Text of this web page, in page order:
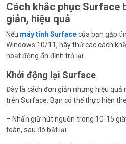
Cách khắc phục Surface
giản, hiệu quả
Nếu máy tính Surfacecủa bạn gặp
Windows 10/11, hãy thử các cách
hoạt động ổn định trở lại.
Khởi động lại Surface
Đây là cách đơn giản nhưng hiệu quả
trên Surface. Bạn có thể thực hiện
– Nhấn giữ nút nguồn trong 10-15
toàn, sau đó bật lại.